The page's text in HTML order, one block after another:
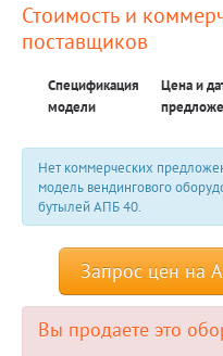
Стоимость и
поставщиков
Спецификация
модели
Цена и
Нет коммерческих
модель вендингового
бутылей АПБ 40.
Запрос цен на
Вы продаете это